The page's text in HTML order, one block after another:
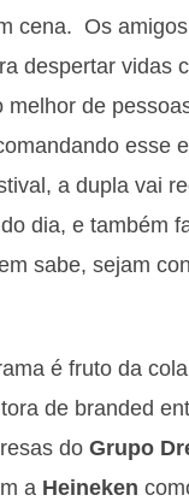
cena. Os
despertar vidas
de
esse
a dupla vai
dia, e também
sabe, sejam
é fruto da
de branded
do Grupo
a Heineken